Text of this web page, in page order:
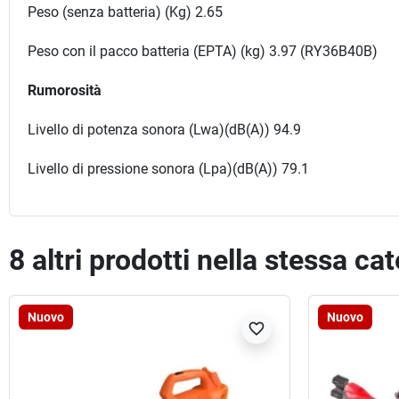
Peso (senza batteria) (Kg) 2.65
Peso con il pacco batteria (EPTA) (kg) 3.97 (RY36B40B)
Rumorosità
Livello di potenza sonora (Lwa)(dB(A)) 94.9
Livello di pressione sonora (Lpa)(dB(A)) 79.1
8 altri prodotti nella stessa
Nuovo
favorite_border
Nuovo